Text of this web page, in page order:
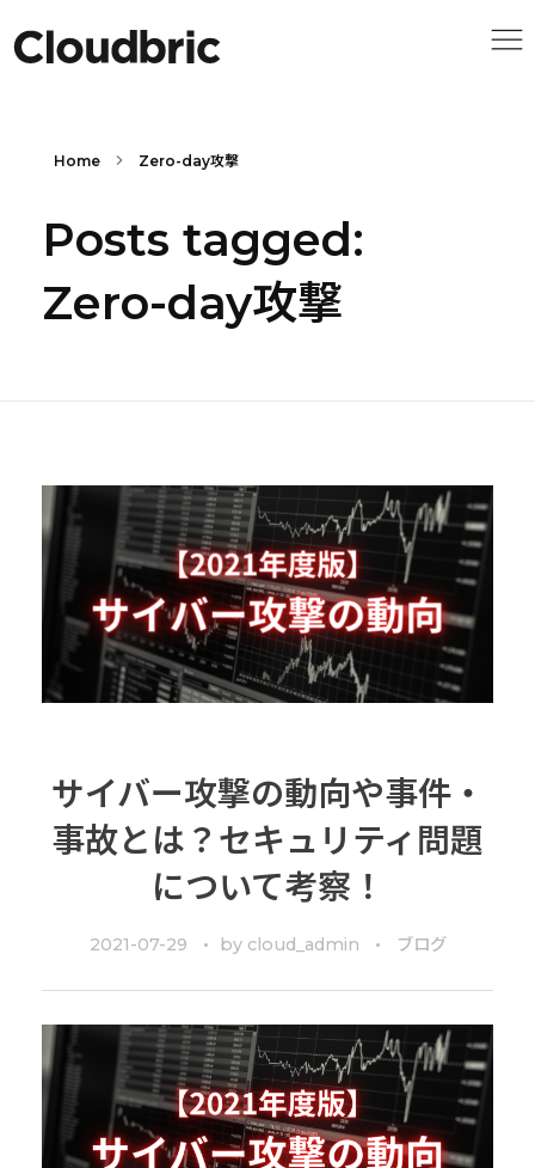
Home Zero-day攻撃
Posts tagged:
Zero-day攻撃
サイバー攻撃の動向や事件・
事故とは？セキュリティ問題
について考察！
2021-07-29 by cloud_admin ブログ